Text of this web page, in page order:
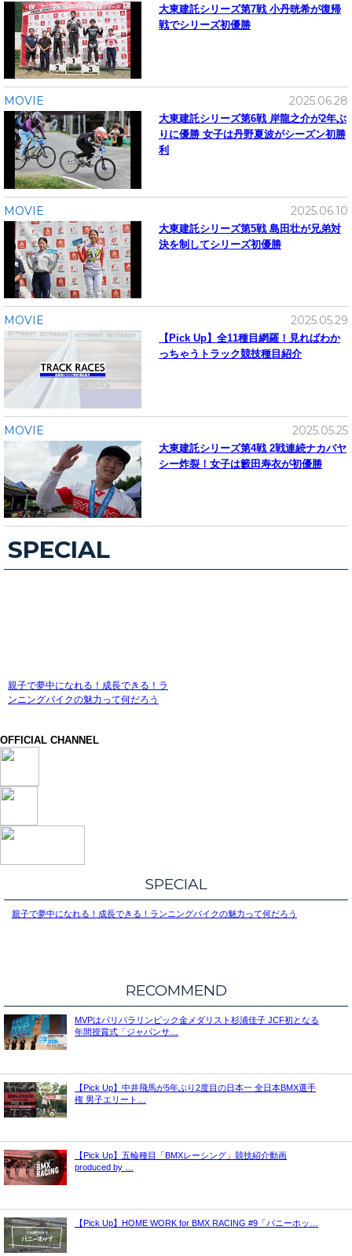
大東建託シリーズ第7戦 ⼩丹晄希が復帰
戦でシリーズ初優勝
MOVIE 2025.06.28
大東建託シリーズ第6戦 岸龍之介が2年ぶ
りに優勝 女子は丹野夏波がシーズン初勝
利
MOVIE 2025.06.10
大東建託シリーズ第5戦 島田壮が兄弟対
決を制してシリーズ初優勝
MOVIE 2025.05.29
【Pick Up】全11種目網羅！見ればわか
っちゃうトラック競技種目紹介
MOVIE 2025.05.25
大東建託シリーズ第4戦 2戦連続ナカバヤ
シー炸裂！女子は籔田寿衣が初優勝
SPECIAL
親子で夢中になれる！成長できる！ラ
ンニングバイクの魅力って何だろう
OFFICIAL CHANNEL
SPECIAL
親子で夢中になれる！成長できる！ランニングバイクの魅力って何だろう
RECOMMEND
MVPはパリパラリンピック金メダリスト杉浦佳子 JCF初となる
年間授賞式「ジャパンサ…
【Pick Up】中井飛馬が5年ぶり2度目の日本一 全日本BMX選手
権 男子エリート…
【Pick Up】五輪種目「BMXレーシング」競技紹介動画
produced by …
【Pick Up】HOME WORK for BMX RACING #9「バニーホッ…